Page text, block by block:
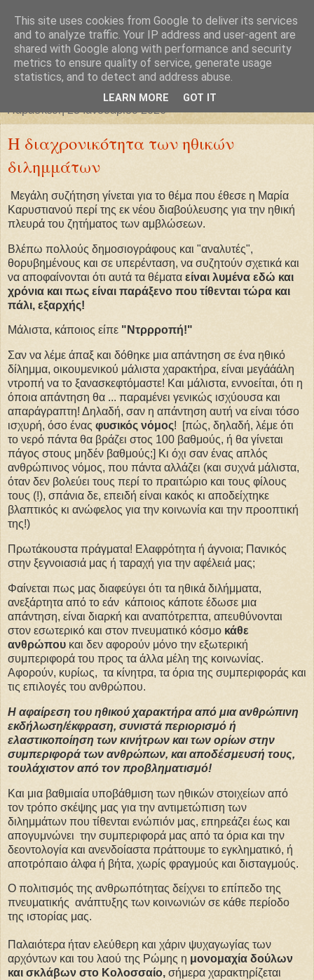
Φιλαρέτη
"ἄγει πρός φῶς τήν ἀλήθειαν χρόνος" -- Μένανδρος
Παρασκευή 23 Ιανουαρίου 2026
Η διαχρονικότητα των ηθικών
διλημμάτων
Μεγάλη συζήτηση γίνεται για το θέμα που έθεσε η Μαρία
Καρυστιανού περί της εκ νέου διαβούλευσης για την ηθική
πλευρά του ζητήματος των αμβλώσεων.
Βλέπω πολλούς δημοσιογράφους και "αναλυτές",
θορυβημένους και σε υπερένταση, να συζητούν σχετικά και
να αποφαίνονται ότι αυτά τα θέματα είναι λυμένα εδώ και
χρόνια και πως είναι παράξενο που τίθενται τώρα και
πάλι, εξαρχής!
Μάλιστα, κάποιος είπε "Ντρρροπή!"
Σαν να λέμε άπαξ και δόθηκε μια απάντηση σε ένα ηθικό
δίλημμα, οικουμενικού μάλιστα χαρακτήρα, είναι μεγάάάλη
ντροπή να το ξανασκεφτόμαστε! Και μάλιστα, εννοείται, ότι η
όποια απάντηση θα ... παραμένει γενικώς ισχύουσα και
απαράγραπτη! Δηλαδή, σαν η απάντηση αυτή να είναι τόσο
ισχυρή, όσο ένας φυσικός νόμος! [πώς, δηλαδή, λέμε ότι
το νερό πάντα θα βράζει στος 100 βαθμούς, ή θα γίνεται
πάγος στους μηδέν βαθμούς;] Κι όχι σαν ένας απλός
ανθρώπινος νόμος, που πάντα αλλάζει (και συχνά μάλιστα,
όταν δεν βολεύει τους περί το πραιτώριο και τους φίλους
τους (!), σπάνια δε, επειδή είναι κακός κι αποδείχτηκε
βλαπτικός κι ανώφελος για την κοινωνία και την προοπτική
της!)
Πρωτάκουστα πράγματα! Ελαφρότητα ή άγνοια; Πανικός
στην ξεγνοιασιά μας ή ταραχή για την αφέλειά μας;
Φαίνεται πως μας διαφεύγει ότι τα ηθικά διλήμματα,
ανεξάρτητα από το εάν κάποιος κάποτε έδωσε μια
απάντηση, είναι διαρκή και αναπότρεπτα, απευθύνονται
στον εσωτερικό και στον πνευματικό κόσμο κάθε
ανθρώπου και δεν αφορούν μόνο την εξωτερική
συμπεριφορά του προς τα άλλα μέλη της κοινωνίας.
Αφορούν, κυρίως, τα κίνητρα, τα όρια της συμπεριφοράς και
τις επιλογές του ανθρώπου.
Η αφαίρεση του ηθικού χαρακτήρα από μια ανθρώπινη
εκδήλωση/έκφραση, συνιστά περιορισμό ή
ελαστικοποίηση των κινήτρων και των ορίων στην
συμπεριφορά των ανθρώπων, και αποδέσμευσή τους,
τουλάχιστον από τον προβληματισμό!
Και μια βαθμιαία υποβάθμιση των ηθικών στοιχείων από
τον τρόπο σκέψης μας για την αντιμετώπιση των
διλημμάτων που τίθενται ενώπιόν μας, επηρεάζει έως και
απογυμνώνει την συμπεριφορά μας από τα όρια και την
δεοντολογία και ανενδοίαστα πράττουμε το εγκληματικό, ή
αποτρόπαιο άλφα ή βήτα, χωρίς φραγμούς και δισταγμούς.
Ο πολιτισμός της ανθρωπότητας δείχνει το επίπεδο της
πνευματικής ανάπτυξης των κοινωνιών σε κάθε περίοδο
της ιστορίας μας.
Παλαιότερα ήταν ελεύθερη και χάριν ψυχαγωγίας των
αρχόντων και του λαού της Ρώμης η μονομαχία δούλων
και σκλάβων στο Κολοσσαίο, σήμερα χαρακτηρίζεται
This site uses cookies from Google to deliver its services
and to analyze traffic. Your IP address and user-agent are
shared with Google along with performance and security
metrics to ensure quality of service, generate usage
statistics, and to detect and address abuse.
LEARN MORE GOT IT